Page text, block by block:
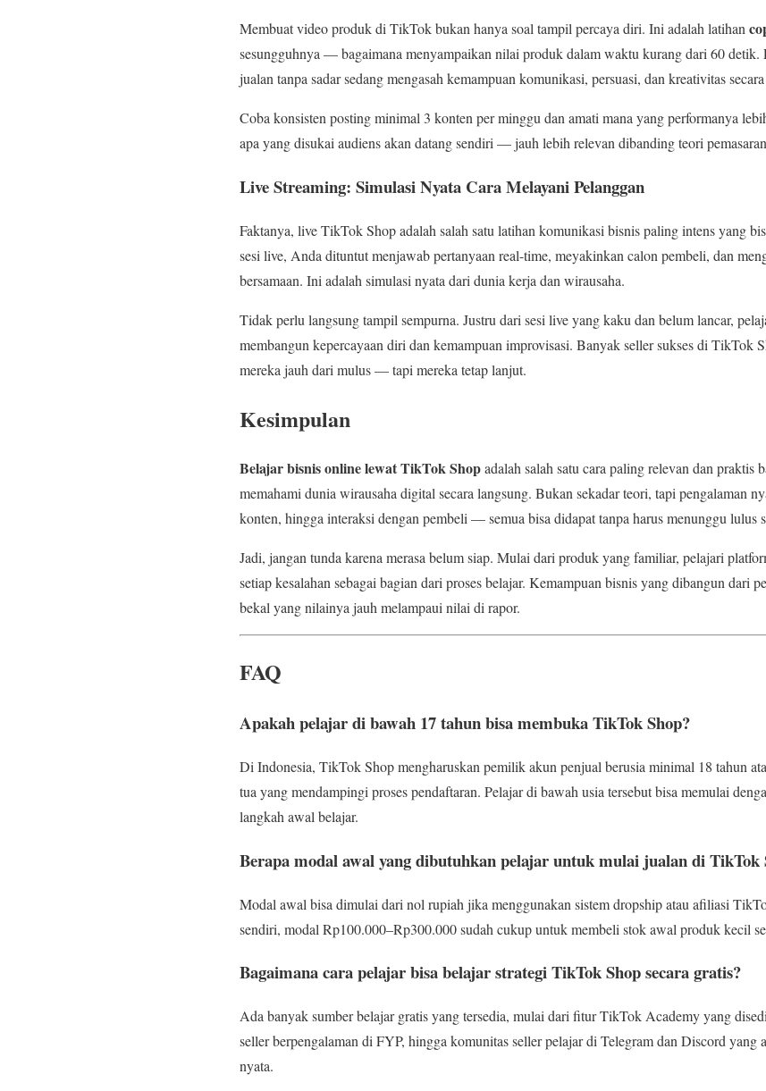
Membuat video produk di TikTok bukan hanya soal tampil percaya diri. Ini adalah latihan
sesungguhnya — bagaimana menyampaikan nilai produk dalam waktu kurang dari 60 detik.
jualan tanpa sadar sedang mengasah kemampuan komunikasi, persuasi, dan kreativitas
Coba konsisten posting minimal 3 konten per minggu dan amati mana yang performanya
apa yang disukai audiens akan datang sendiri — jauh lebih relevan dibanding teori
Live Streaming: Simulasi Nyata Cara Melayani Pelanggan
Faktanya, live TikTok Shop adalah salah satu latihan komunikasi bisnis paling intens yang
sesi live, Anda dituntut menjawab pertanyaan real-time, meyakinkan calon pembeli, dan
bersamaan. Ini adalah simulasi nyata dari dunia kerja dan wirausaha.
Tidak perlu langsung tampil sempurna. Justru dari sesi live yang kaku dan belum lancar,
membangun kepercayaan diri dan kemampuan improvisasi. Banyak seller sukses di TikTok
mereka jauh dari mulus — tapi mereka tetap lanjut.
Kesimpulan
Belajar bisnis online lewat TikTok Shopadalah salah satu cara paling relevan dan praktis
memahami dunia wirausaha digital secara langsung. Bukan sekadar teori, tapi pengalaman
konten, hingga interaksi dengan pembeli — semua bisa didapat tanpa harus menunggu lulus
Jadi, jangan tunda karena merasa belum siap. Mulai dari produk yang familiar, pelajari
setiap kesalahan sebagai bagian dari proses belajar. Kemampuan bisnis yang dibangun dari
bekal yang nilainya jauh melampaui nilai di rapor.
FAQ
Apakah pelajar di bawah 17 tahun bisa membuka TikTok Shop?
Di Indonesia, TikTok Shop mengharuskan pemilik akun penjual berusia minimal 18 tahun
tua yang mendampingi proses pendaftaran. Pelajar di bawah usia tersebut bisa memulai
langkah awal belajar.
Berapa modal awal yang dibutuhkan pelajar untuk mulai jualan di TikTok
Modal awal bisa dimulai dari nol rupiah jika menggunakan sistem dropship atau afiliasi
sendiri, modal Rp100.000–Rp300.000 sudah cukup untuk membeli stok awal produk kecil
Bagaimana cara pelajar bisa belajar strategi TikTok Shop secara gratis?
Ada banyak sumber belajar gratis yang tersedia, mulai dari fitur TikTok Academy yang
seller berpengalaman di FYP, hingga komunitas seller pelajar di Telegram dan Discord yang
nyata.